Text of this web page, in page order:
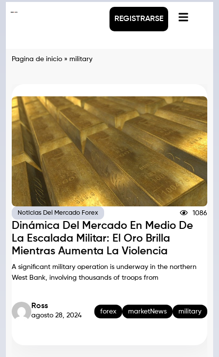
REGISTRARSE
Pagina de inicio » military
Noticias Del Mercado Forex 1086
Dinámica Del Mercado En Medio De
La Escalada Militar: El Oro Brilla
Mientras Aumenta La Violencia
A significant military operation is underway in the northern
West Bank, involving thousands of troops from
Ross
agosto 28, 2024
forex marketNews military